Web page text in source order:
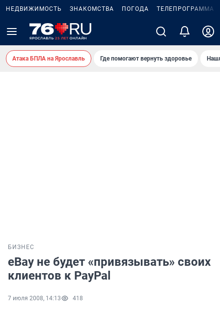
НЕДВИЖИМОСТЬ ЗНАКОМСТВА ПОГОДА ТЕЛЕПРОГРАММА
Атака БПЛА на Ярославль Где помогают вернуть здоровье
БИЗНЕС
eBay не будет «привязывать» своих
клиентов к PayPal
7 июля 2008, 14:13 418